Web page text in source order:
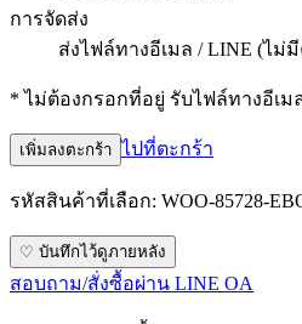
การจัดส่ง
ส่งไฟล์ทางอีเมล / LINE (ไม่
* ไม่ต้องกรอกที่อยู่ รับไฟล์ทางอีเ
เพิ่มลงตะกร้า ไปที่ตะกร้า
รหัสสินค้าที่เลือก: WOO-85728-
♡ บันทึกไว้ดูภายหลัง
สอบถาม/สั่งซื้อผ่าน LINE OA